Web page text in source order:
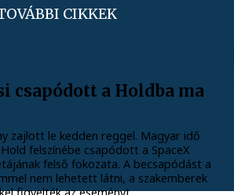
CIKKEK
csapódott a Holdba ma
zajlott le kedden reggel. Magyar idő
felszínébe csapódott a SpaceX
felső fokozata. A becsapódást a
nem lehetett látni, a szakemberek